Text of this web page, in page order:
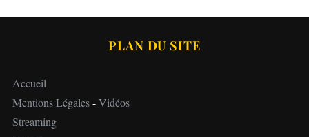
PLAN DU SITE
Accueil
Mentions Légales-Vidéos
Streaming